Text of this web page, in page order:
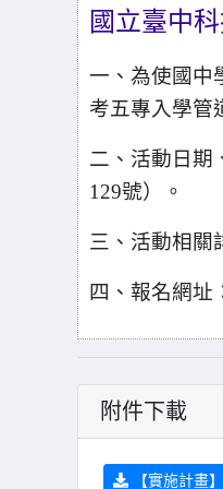
國立臺中
一、為使國中
考五專入學管
二、活動日期
129號）。
三、活動相關
四、報名網址
附件下載
【實施計畫